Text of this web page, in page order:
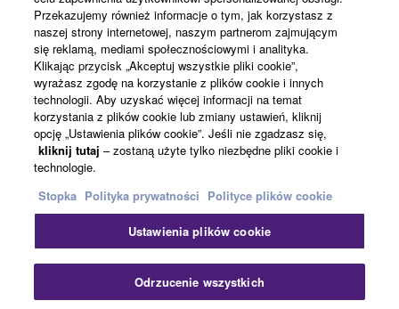
Informacje o Yamaha
Polska - Polish
Biznes
Warunki korzystaniaPolityka prywatności
Polityka plików cookieStopka
Przekazujemy również informacje o tym, jak korzystasz z
naszej strony internetowej, naszym partnerom zajmującym
się reklamą, mediami społecznościowymi i analityka.
Klikając przycisk „Akceptuj wszystkie pliki cookie”,
wyrażasz zgodę na korzystanie z plików cookie i innych
technologii. Aby uzyskać więcej informacji na temat
korzystania z plików cookie lub zmiany ustawień, kliknij
opcję „Ustawienia plików cookie”. Jeśli nie zgadzasz się,
kliknij tutaj – zostaną użyte tylko niezbędne pliki cookie i
technologie.
Stopka Polityka prywatności Polityce plików cookie
Ustawienia plików cookie
Odrzucenie wszystkich